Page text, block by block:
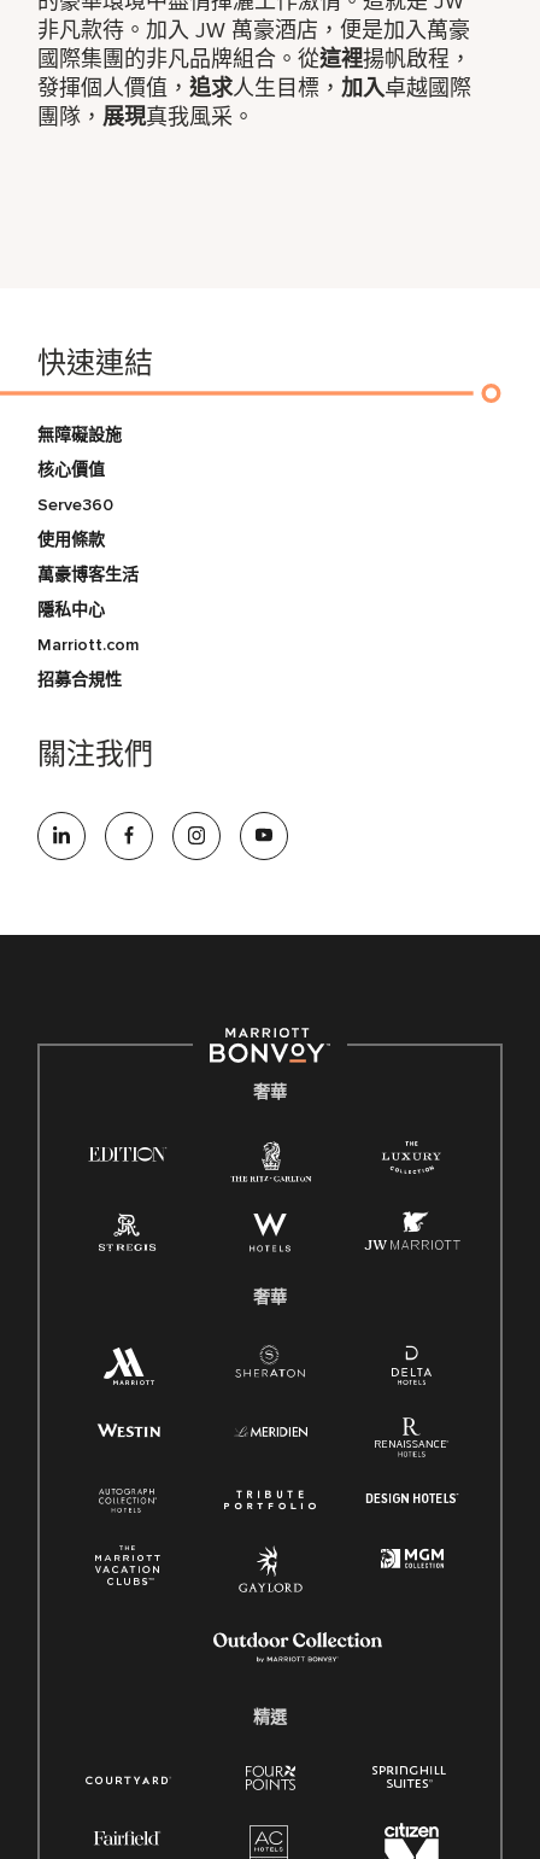
非凡款待。加入 JW 萬豪酒店，便是加入萬豪
國際集團的非凡品牌組合。從這裡揚帆啟程，
發揮個人價值，追求人生目標，加入卓越國際
團隊， 展現真我風采。
快速連結
無障礙設施
核心價值
Serve360
使用條款
萬豪博客生活
隱私中心
Marriott.com
招募合規性
關注我們
奢華
奢華
精選